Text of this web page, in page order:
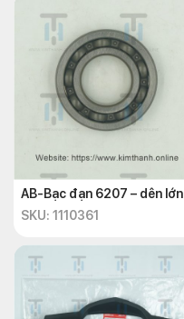
AB-Bạc đạn 6207 – dên lớn
SKU: 1110361